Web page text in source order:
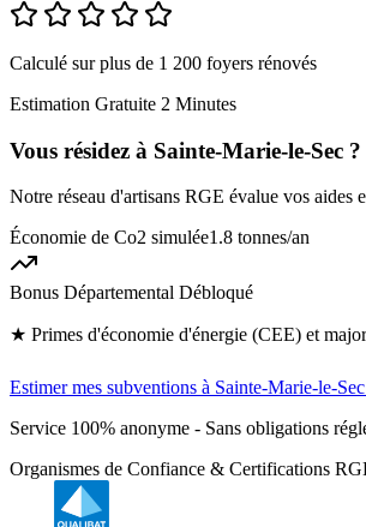
Calculé sur plus de 1 200 foyers rénovés
Estimation Gratuite 2 Minutes
Vous résidez à Sainte-Marie-le-Sec ?
Notre réseau d'artisans RGE évalue vos aides
Économie de Co2 simulée1.8 tonnes/an
Bonus Départemental Débloqué
★ Primes d'économie d'énergie (CEE) et
Estimer mes subventions à Sainte-Marie-le-Sec
Service 100% anonyme - Sans obligations
Organismes de Confiance & Certifications